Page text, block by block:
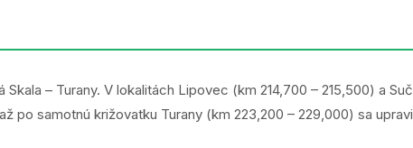
– Turany. V lokalitách Lipovec (km 214,700 – 215,500) a
po samotnú križovatku Turany (km 223,200 – 229,000) sa